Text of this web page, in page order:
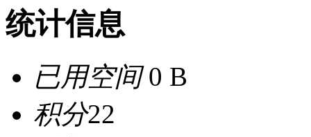
统计信息
已用空间0 B
积分22